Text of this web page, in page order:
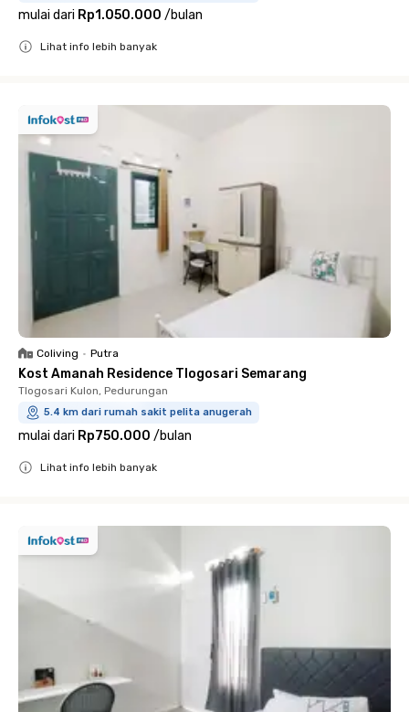
mulai dari Rp1.050.000 /bulan
Lihat info lebih banyak
Coliving • Putra
Kost Amanah Residence Tlogosari Semarang
Tlogosari Kulon, Pedurungan
5.4 km dari rumah sakit pelita anugerah
mulai dari Rp750.000 /bulan
Lihat info lebih banyak